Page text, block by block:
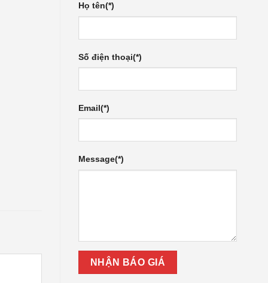
Họ tên(*)
Số điện thoại(*)
Email(*)
Message(*)